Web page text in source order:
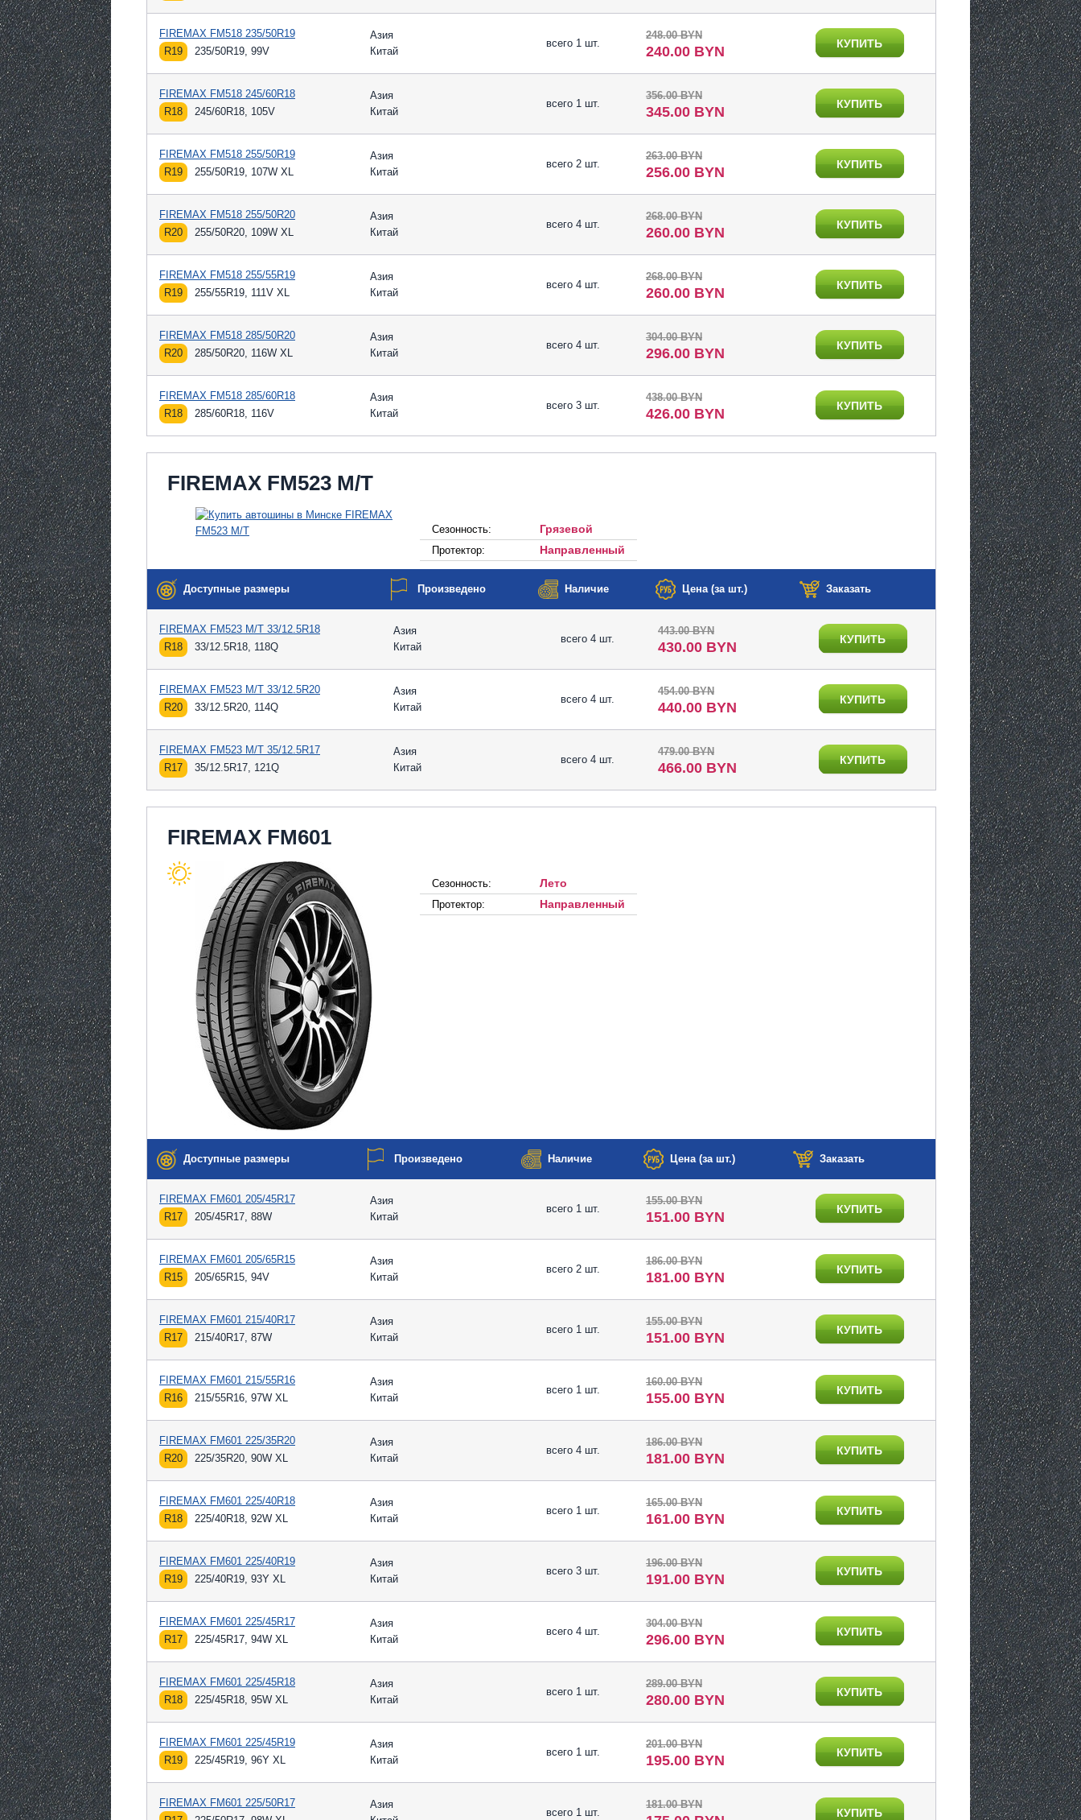
FIREMAX FM518 235/50R19
R19
235/50R19, 99V
Азия
Китай
всего 1 шт.
248.00 BYN
240.00 BYN КУПИТЬ
FIREMAX FM518 245/60R18
R18
245/60R18, 105V
Азия
Китай
всего 1 шт.
356.00 BYN
345.00 BYN КУПИТЬ
FIREMAX FM518 255/50R19
R19
255/50R19, 107W XL
Азия
Китай
всего 2 шт.
263.00 BYN
256.00 BYN КУПИТЬ
FIREMAX FM518 255/50R20
R20
255/50R20, 109W XL
Азия
Китай
всего 4 шт.
268.00 BYN
260.00 BYN КУПИТЬ
FIREMAX FM518 255/55R19
R19
255/55R19, 111V XL
Азия
Китай
всего 4 шт.
268.00 BYN
260.00 BYN КУПИТЬ
FIREMAX FM518 285/50R20
R20
285/50R20, 116W XL
Азия
Китай
всего 4 шт.
304.00 BYN
296.00 BYN КУПИТЬ
FIREMAX FM518 285/60R18
R18
285/60R18, 116V
Азия
Китай
всего 3 шт.
438.00 BYN
426.00 BYN КУПИТЬ
FIREMAX FM523 M/T
Сезонность: Грязевой
Протектор: Направленный
Доступные размеры Произведено Наличие Цена (за шт.) Заказать
FIREMAX FM523 M/T 33/12.5R18
R18
33/12.5R18, 118Q
Азия
Китай
всего 4 шт.
443.00 BYN
430.00 BYN КУПИТЬ
FIREMAX FM523 M/T 33/12.5R20
R20
33/12.5R20, 114Q
Азия
Китай
всего 4 шт.
454.00 BYN
440.00 BYN КУПИТЬ
FIREMAX FM523 M/T 35/12.5R17
R17
35/12.5R17, 121Q
Азия
Китай
всего 4 шт.
479.00 BYN
466.00 BYN КУПИТЬ
FIREMAX FM601
Сезонность: Лето
Протектор: Направленный
Доступные размеры Произведено Наличие Цена (за шт.) Заказать
FIREMAX FM601 205/45R17
R17
205/45R17, 88W
Азия
Китай
всего 1 шт.
155.00 BYN
151.00 BYN КУПИТЬ
FIREMAX FM601 205/65R15
R15
205/65R15, 94V
Азия
Китай
всего 2 шт.
186.00 BYN
181.00 BYN КУПИТЬ
FIREMAX FM601 215/40R17
R17
215/40R17, 87W
Азия
Китай
всего 1 шт.
155.00 BYN
151.00 BYN КУПИТЬ
FIREMAX FM601 215/55R16
R16
215/55R16, 97W XL
Азия
Китай
всего 1 шт.
160.00 BYN
155.00 BYN КУПИТЬ
FIREMAX FM601 225/35R20
R20
225/35R20, 90W XL
Азия
Китай
всего 4 шт.
186.00 BYN
181.00 BYN КУПИТЬ
FIREMAX FM601 225/40R18
R18
225/40R18, 92W XL
Азия
Китай
всего 1 шт.
165.00 BYN
161.00 BYN КУПИТЬ
FIREMAX FM601 225/40R19
R19
225/40R19, 93Y XL
Азия
Китай
всего 3 шт.
196.00 BYN
191.00 BYN КУПИТЬ
FIREMAX FM601 225/45R17
R17
225/45R17, 94W XL
Азия
Китай
всего 4 шт.
304.00 BYN
296.00 BYN КУПИТЬ
FIREMAX FM601 225/45R18
R18
225/45R18, 95W XL
Азия
Китай
всего 1 шт.
289.00 BYN
280.00 BYN КУПИТЬ
FIREMAX FM601 225/45R19
R19
225/45R19, 96Y XL
Азия
Китай
всего 1 шт.
201.00 BYN
195.00 BYN КУПИТЬ
FIREMAX FM601 225/50R17
Азия
всего 1 шт.
181.00 BYN
КУПИТЬ